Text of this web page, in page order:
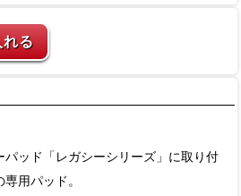
パッド「レガシーシリーズ」に取り付
用パッド。